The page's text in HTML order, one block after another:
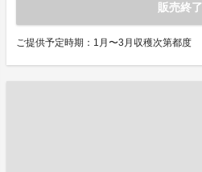
販売終了
ご提供予定時期：1月〜3月収穫次第都度